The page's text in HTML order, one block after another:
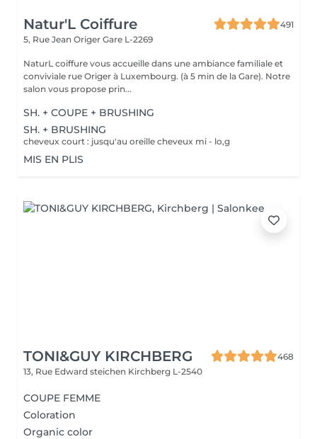
Natur'L Coiffure
491
5, Rue Jean Origer Gare L-2269
NaturL coiffure vous accueille dans une ambiance familiale et
conviviale rue Origer à Luxembourg. (à 5 min de la Gare). Notre
salon vous propose prin...
SH. + COUPE + BRUSHING
SH. + BRUSHING
cheveux court : jusqu'au oreille cheveux mi - lo,g
MIS EN PLIS
TONI&GUY KIRCHBERG
468
13, Rue Edward steichen Kirchberg L-2540
COUPE FEMME
Coloration
Organic color